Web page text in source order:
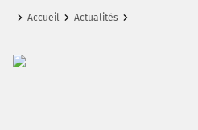
Accueil Actualités